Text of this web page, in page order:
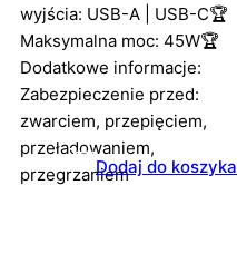
wyjścia: USB-A | USB-C🏆
Maksymalna moc: 45W🏆
Dodatkowe informacje:
Zabezpieczenie przed:
zwarciem, przepięciem,
przeładowaniem,
przegrzaniemDodaj do koszyka